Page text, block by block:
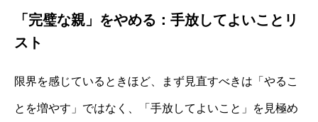
「完璧な親」をやめる：手放してよいことリ
スト
限界を感じているときほど、まず見直すべきは「やるこ
とを増やす」ではなく、「手放してよいこと」を見極め